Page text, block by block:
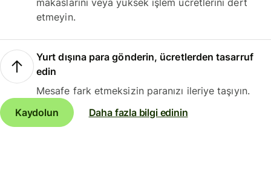
makaslarını veya yüksek işlem ücretlerini dert
etmeyin.
Yurt dışına para gönderin, ücretlerden tasarruf
edin
Mesafe fark etmeksizin paranızı ileriye taşıyın.
Kaydolun
Daha fazla bilgi edinin